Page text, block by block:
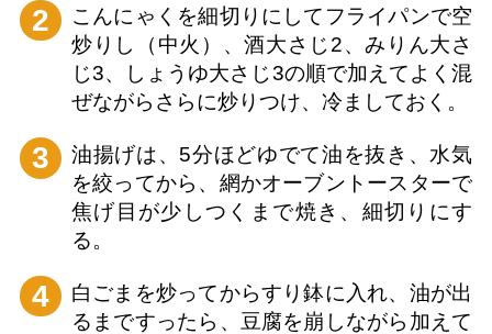
2
こんにゃくを細切りにしてフライパンで空
炒りし（中火）、酒大さじ2、みりん大さ
じ3、しょうゆ大さじ3の順で加えてよく混
ぜながらさらに炒りつけ、冷ましておく。
3
油揚げは、5分ほどゆでて油を抜き、水気
を絞ってから、網かオーブントースターで
焦げ目が少しつくまで焼き、細切りにす
る。
4
白ごまを炒ってからすり鉢に入れ、油が出
るまですったら、豆腐を崩しながら加えて